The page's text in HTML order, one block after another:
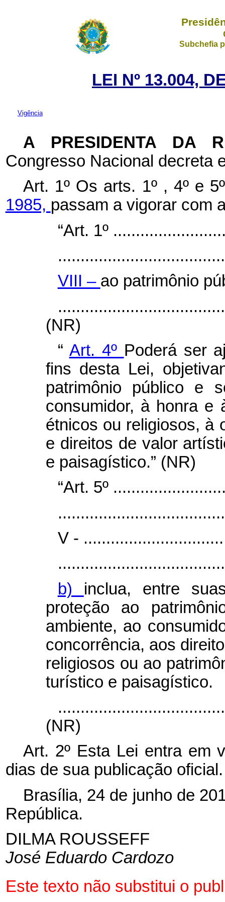
Subchefia
LEI Nº 13.004,
Vigência
A PRESIDENTA DA
Congresso Nacional decreta
Art. 1º Os arts. 1º , 4º e
1985, passam a vigorar com
“Art. 1º
VIII – ao patrimônio
(NR)
“ Art. 4º Poderá ser
fins desta Lei,
patrimônio público e
consumidor, à honra e
étnicos ou religiosos, à
e direitos de valor
e paisagístico.” (NR)
“Art. 5º
V -
b) inclua, entre
proteção ao
ambiente, ao
concorrência, aos
religiosos ou ao
turístico e paisagístico.
(NR)
Art. 2º Esta Lei entra em
dias de sua publicação oficial.
Brasília, 24 de junho de
República.
DILMA ROUSSEFF
José Eduardo Cardozo
Este texto não substitui o